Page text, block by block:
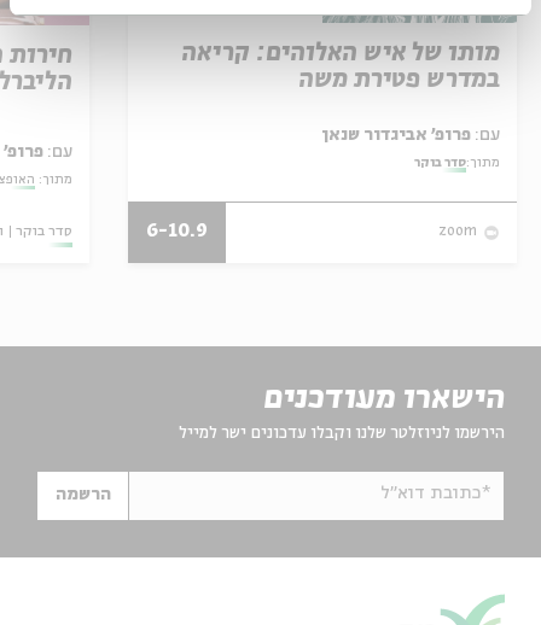
מותו של איש האלוהים: קריאה
במדרש פטירת משה
עם:
מתוך:סדר בוקר
zoom
6-10.9
עם: פרופ'
מתוך:
סדר בוקר
הישארו מעודכנים
הירשמו לניוזלטר שלנו וקבלו עדכונים ישר למייל
*כתובת דוא"ל הרשמה